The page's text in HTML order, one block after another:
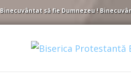
Binecuvântat să fie Dumnezeu !